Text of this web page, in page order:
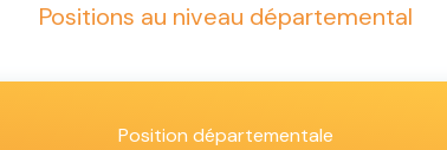
Positions au niveau départemental
Position départementale